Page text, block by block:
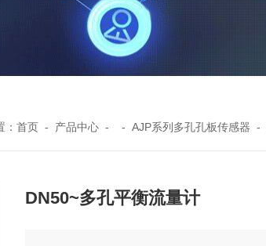
首页 - 产品中心 - - AJP系列多孔孔板传感器 -
DN50~多孔平衡流量计